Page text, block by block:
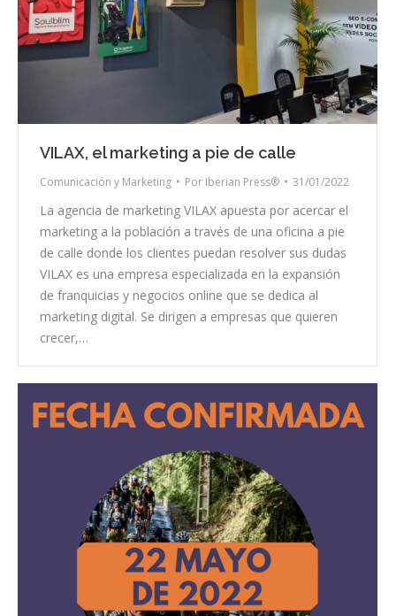
VILAX, el marketing a pie de calle
Comunicación y Marketing Por Iberian Press® 31/01/2022
La agencia de marketing VILAX apuesta por acercar el
marketing a la población a través de una oficina a pie
de calle donde los clientes puedan resolver sus dudas
VILAX es una empresa especializada en la expansión
de franquicias y negocios online que se dedica al
marketing digital. Se dirigen a empresas que quieren
crecer,…